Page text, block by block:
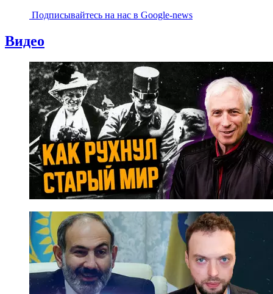
Подписывайтесь на наc в Google-news
Видео